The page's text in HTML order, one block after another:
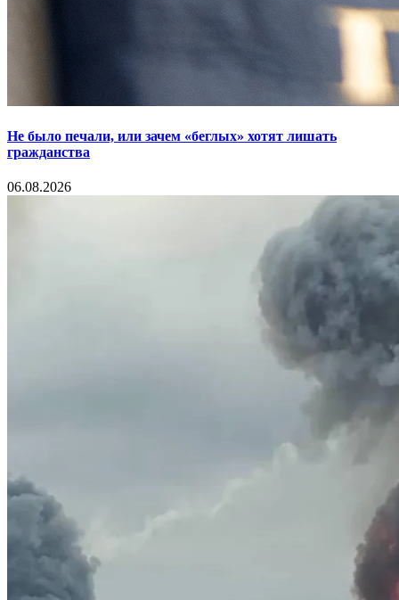
Не было печали, или зачем «беглых» хотят лишать
гражданства
06.08.2026